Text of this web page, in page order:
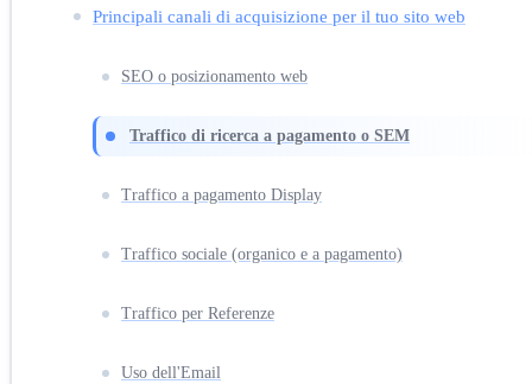
Principali canali di acquisizione per il tuo sito web
SEO o posizionamento web
Traffico di ricerca a pagamento o SEM
Traffico a pagamento Display
Traffico sociale (organico e a pagamento)
Traffico per Referenze
Uso dell'Email